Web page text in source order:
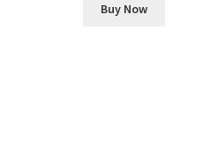
Buy Now